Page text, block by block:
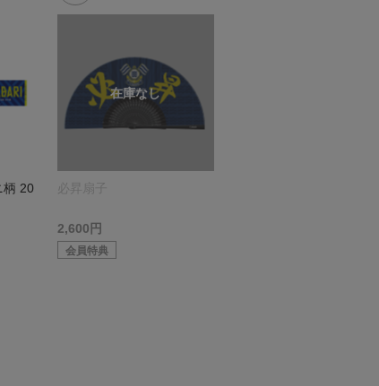
柄 20
必昇扇子
2,600円
会員特典